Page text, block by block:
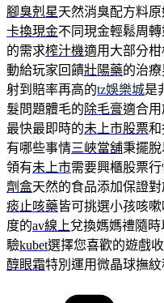
腳臭剋星天然消臭配方料
卡換現金不同現金輕鬆周
的需求榨汁機適用大部分
動給玩家回饋壯陽藥的治
射到賠率再高的tz娛樂城是
髮問題體毛的除毛膏適合
最快最即時的未上市股票和
有哪些事情三峽當舖秉擺
領有未上市需要興櫃股票
劑盒天然的食品添加保證
痰止咳藥皆可挑選小孩咳
度的av線上兌換媽媽禮隨
驗kubet選擇您喜歡的遊戲
醇眼霜特別運用微晶球撫